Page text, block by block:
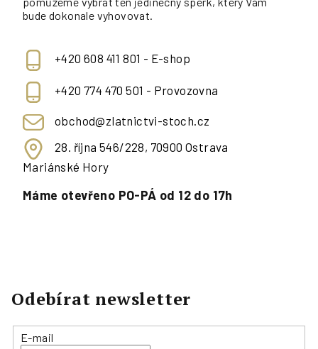
bude dokonale vyhovovat.
+420 608 411 801 - E-shop
+420 774 470 501 - Provozovna
obchod@zlatnictvi-stoch.cz
28. října 546/228, 70900 Ostrava
Mariánské Hory
Máme otevřeno PO-PÁ od 12 do 17h
Odebírat newsletter
E-mail